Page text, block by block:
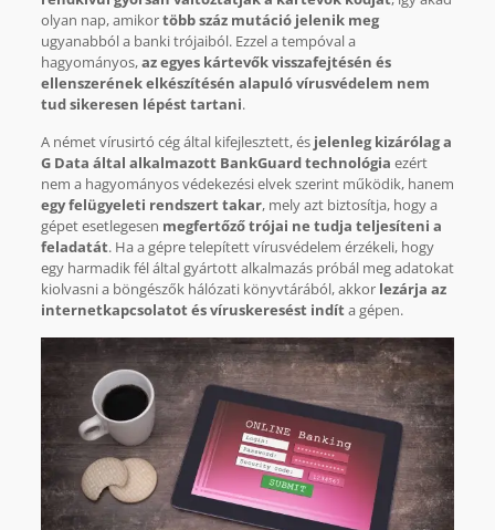
olyan nap, amikortöbb száz mutáció jelenik meg
ugyanabból a banki trójaiból. Ezzel a tempóval a
hagyományos,az egyes kártevők visszafejtésén és
ellenszerének elkészítésén alapuló vírusvédelem nem
tud sikeresen lépést tartani.
A német vírusirtó cég által kifejlesztett, és jelenleg kizárólag a
G Data által alkalmazott BankGuard technológia ezért
nem a hagyományos védekezési elvek szerint működik, hanem
egy felügyeleti rendszert takar, mely azt biztosítja, hogy a
gépet esetlegesen megfertőző trójai ne tudja teljesíteni a
feladatát. Ha a gépre telepített vírusvédelem érzékeli, hogy
egy harmadik fél által gyártott alkalmazás próbál meg adatokat
kiolvasni a böngészők hálózati könyvtárából, akkor lezárja az
internetkapcsolatot és víruskeresést indíta gépen.